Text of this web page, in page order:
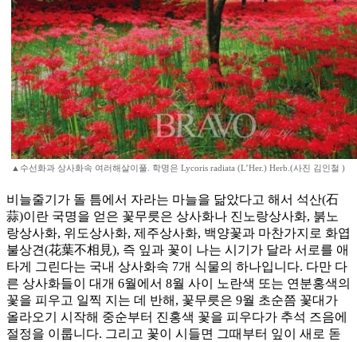
▲수선화과 상사화속 여러해살이풀. 학명은 Lycoris radiata (L’Her.) Herb.(사진 김인철 )
비늘줄기가 돌 틈에서 자라는 마늘을 닮았다고 해서 석산(石
蒜)이란 국명을 얻은 꽃무릇은 상사화나 진노랑상사화, 붉노
랑상사화, 위도상사화, 제주상사화, 백양꽃과 마찬가지로 화엽
불상견(花葉不相見), 즉 잎과 꽃이 나는 시기가 달라 서로를 애
타게 그린다는 국내 상사화속 7개 식물의 하나입니다. 다만 다
른 상사화들이 대개 6월에서 8월 사이 노란색 또는 연분홍색의
꽃을 피우고 일찍 지는 데 반해, 꽃무릇은 9월 초순쯤 꽃대가
올라오기 시작해 중순부터 진홍색 꽃을 피우다가 추석 즈음에
절정을 이룹니다. 그리고 꽃이 시들면 그때부터 잎이 새로 돋